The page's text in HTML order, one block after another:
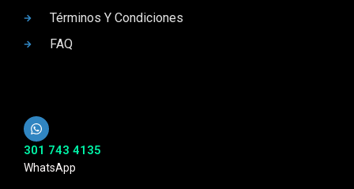
Términos Y Condiciones
FAQ
301 743 4135
WhatsApp